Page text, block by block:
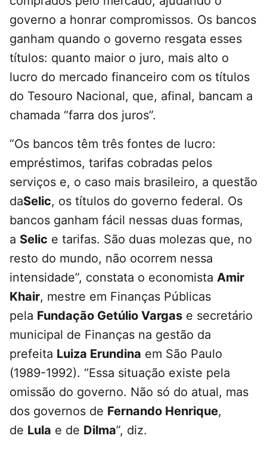
governo a honrar compromissos. Os bancos
ganham quando o governo resgata esses
títulos: quanto maior o juro, mais alto o
lucro do mercado financeiro com os títulos
do Tesouro Nacional, que, afinal, bancam a
chamada “farra dos juros”.
“Os bancos têm três fontes de lucro:
empréstimos, tarifas cobradas pelos
serviços e, o caso mais brasileiro, a questão
daSelic, os títulos do governo federal. Os
bancos ganham fácil nessas duas formas,
a Selic e tarifas. São duas molezas que, no
resto do mundo, não ocorrem nessa
intensidade”, constata o economista Amir
Khair, mestre em Finanças Públicas
pela Fundação Getúlio Vargas e secretário
municipal de Finanças na gestão da
prefeita Luiza Erundina em São Paulo
(1989-1992). “Essa situação existe pela
omissão do governo. Não só do atual, mas
dos governos de Fernando Henrique,
de Lula e de Dilma”, diz.